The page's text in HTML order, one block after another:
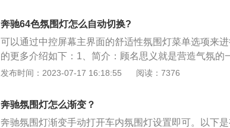
节灯光的冷暖色调。在驾驶途中，舒缓的音乐配上恰好
会瞬间去无踪，给驾驶员带来良好的驾驶体验。氛围
外，还是很多酷爱改装者最关心的部分，氛围灯虽然
的提升来说尤为重要，改装者一般通过换掉车内原厂的
好的氛围灯，让汽车内部的格调得到进一步的提升。
奔驰64色氛围灯怎么自动切换?
可以通过中控屏幕主界面的舒适性氛围灯菜单选项来
的更多介绍如下：1、简介：顾名思义就是营造气氛的
例如客厅装修的灯带，用不同的颜色会让人有温暖、放
汽车气氛灯也就是在车内营造气氛的灯光装饰，颜色可
发布时间：2023-07-17 16:18:55 阅读：7376
奔驰氛围灯怎么渐变？
奔驰氛围灯渐变手动打开车内氛围灯设置即可。以下